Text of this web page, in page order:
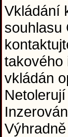
Vkládání
souhlasu
takového
vkládán